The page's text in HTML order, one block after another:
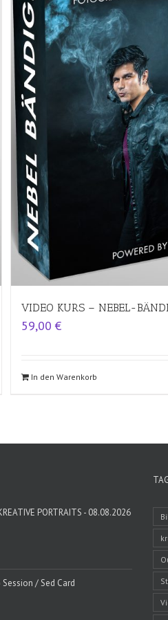
VIDEO KURS – NEBEL-
59,00€
In den Warenkorb
PORTRAITS - 08.08.2026
/ Sed Card